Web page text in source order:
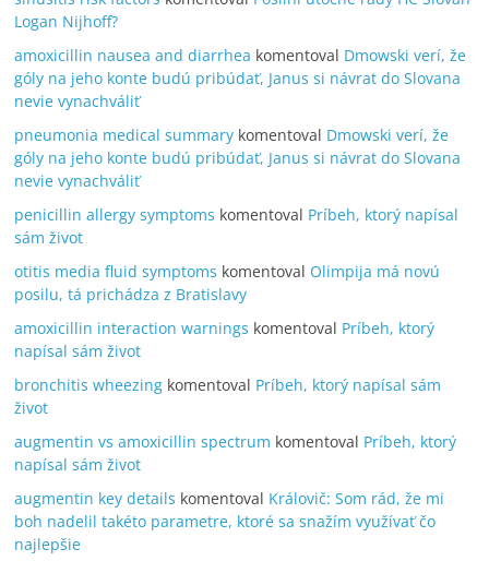
Logan Nijhoff?
amoxicillin nausea and diarrhea komentoval Dmowski verí, že
góly na jeho konte budú pribúdať, Janus si návrat do Slovana
nevie vynachváliť
pneumonia medical summary komentoval Dmowski verí, že
góly na jeho konte budú pribúdať, Janus si návrat do Slovana
nevie vynachváliť
penicillin allergy symptoms komentoval Príbeh, ktorý napísal
sám život
otitis media fluid symptoms komentoval Olimpija má novú
posilu, tá prichádza z Bratislavy
amoxicillin interaction warnings komentoval Príbeh, ktorý
napísal sám život
bronchitis wheezing komentoval Príbeh, ktorý napísal sám
život
augmentin vs amoxicillin spectrum komentoval Príbeh, ktorý
napísal sám život
augmentin key details komentoval Královič: Som rád, že mi
boh nadelil takéto parametre, ktoré sa snažím využívať čo
najlepšie